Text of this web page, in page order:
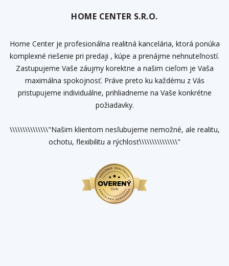
HOME CENTER S.R.O.
Home Center je profesionálna realitná kancelária, ktorá ponúka
komplexné riešenie pri predaji , kúpe a prenájme nehnuteľností.
Zastupujeme Vaše záujmy korektne a našim cieľom je Vaša
maximálna spokojnosť. Práve preto ku každému z Vás
pristupujeme individuálne, prihliadneme na Vaše konkrétne
požiadavky.
\\\\\\\\\\\\\\\"Našim klientom nesľubujeme nemožné, ale realitu,
ochotu, flexibilitu a rýchlosť\\\\\\\\\\\\\\\"